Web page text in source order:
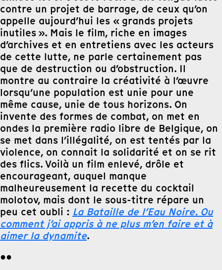
contre un projet de barrage, de ceux qu’on
appelle aujourd’hui les « grands projets
inutiles ». Mais le film, riche en images
d’archives et en entretiens avec les acteurs
de cette lutte, ne parle certainement pas
que de destruction ou d’obstruction. Il
montre au contraire la créativité à l’œuvre
lorsqu’une population est unie pour une
même cause, unie de tous horizons. On
invente des formes de combat, on met en
ondes la première radio libre de Belgique, on
se met dans l’illégalité, on est tentés par la
violence, on connait la solidarité et on se rit
des flics. Voilà un film enlevé, drôle et
encourageant, auquel manque
malheureusement la recette du cocktail
molotov, mais dont le sous-titre répare un
peu cet oubli : La Bataille de l’Eau Noire. Ou
comment j’ai appris à ne plus m’en faire et à
aimer la dynamite.
●●